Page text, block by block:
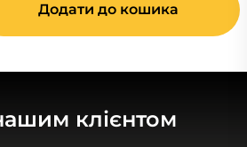
Додати до кошика
клієнтом